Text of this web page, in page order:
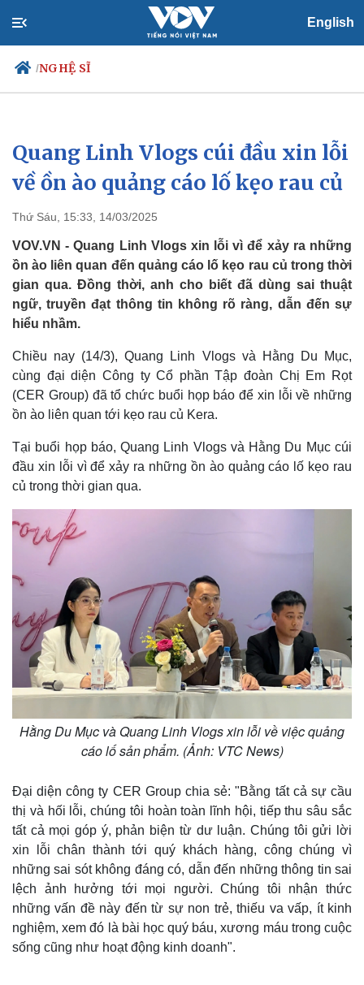
English
/NGHỆ SĨ
Chính trị
Đảng
Tổ chức nhân sự
Nhận diện sự thật
Xã hội
Tin 24h
Dự báo thời tiết
Việc làm
Biển đảo
Quang Linh Vlogs cúi đầu xin lỗi
về ồn ào quảng cáo lố kẹo rau củ
Thứ Sáu, 15:33, 14/03/2025
VOV.VN - Quang Linh Vlogs xin lỗi vì để xảy ra những
ồn ào liên quan đến quảng cáo lố kẹo rau củ trong thời
gian qua. Đồng thời, anh cho biết đã dùng sai thuật
ngữ, truyền đạt thông tin không rõ ràng, dẫn đến sự
hiểu nhầm.
Chiều nay (14/3), Quang Linh Vlogs và Hằng Du Mục,
cùng đại diện Công ty Cổ phần Tập đoàn Chị Em Rọt
(CER Group) đã tổ chức buổi họp báo để xin lỗi về những
ồn ào liên quan tới kẹo rau củ Kera.
Tại buổi họp báo, Quang Linh Vlogs và Hằng Du Mục cúi
đầu xin lỗi vì để xảy ra những ồn ào quảng cáo lố kẹo rau
củ trong thời gian qua.
Hằng Du Mục và Quang Linh Vlogs xin lỗi về việc quảng
cáo lố sản phẩm. (Ảnh: VTC News)
Đại diện công ty CER Group chia sẻ: "Bằng tất cả sự cầu
thị và hối lỗi, chúng tôi hoàn toàn lĩnh hội, tiếp thu sâu sắc
tất cả mọi góp ý, phản biện từ dư luận. Chúng tôi gửi lời
xin lỗi chân thành tới quý khách hàng, công chúng vì
những sai sót không đáng có, dẫn đến những thông tin sai
lệch ảnh hưởng tới mọi người. Chúng tôi nhận thức
những vấn đề này đến từ sự non trẻ, thiếu va vấp, ít kinh
nghiệm, xem đó là bài học quý báu, xương máu trong cuộc
sống cũng như hoạt động kinh doanh".